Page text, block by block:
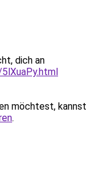
dich an
möchtest, kannst
.